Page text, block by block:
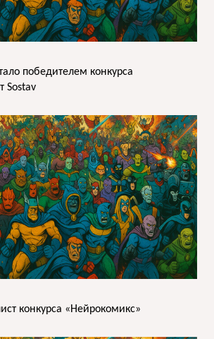
победителем конкурса
Sostav
конкурса «Нейрокомикс»